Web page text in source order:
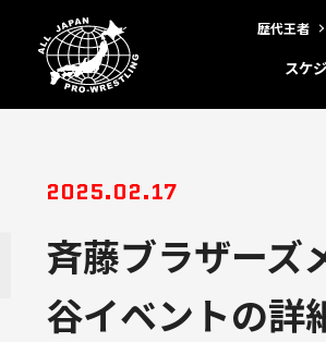
歴代王者
スケ
2025.02.17
斉藤ブラザーズ
谷イベントの詳